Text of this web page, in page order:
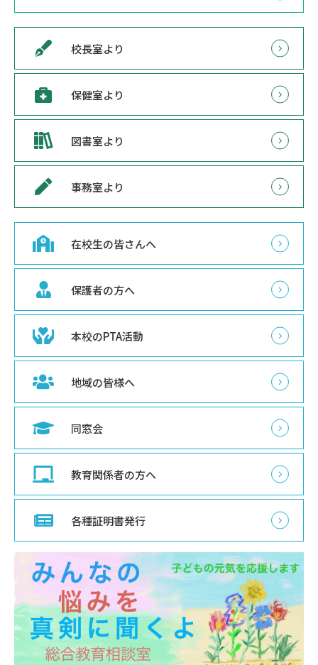
校長室より
保健室より
図書室より
事務室より
在校生の皆さんへ
保護者の方へ
本校のPTA活動
地域の皆様へ
同窓会
教育関係者の方へ
各種証明書発行